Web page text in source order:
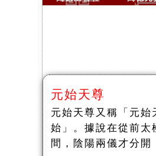
元始天尊
元始天尊又稱「元
始」。據說在從前太
間，陰陽兩儀才分開